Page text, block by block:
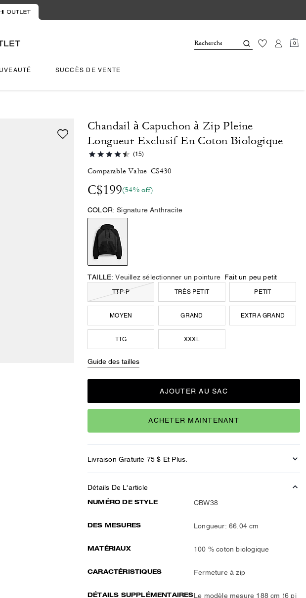
0
SUCCÈS DE VENTE
Chandail à Capuchon à Zip Pleine
Longueur Exclusif En Coton Biologique
(15)
Comparable Value C$430
C$199(54% off)
COLOR: Signature Anthracite
TAILLE: Veuillez sélectionner un pointure Fait un peu petit
TTP-P TRÈS PETIT PETIT
MOYEN GRAND EXTRA GRAND
TTG XXXL
Guide des tailles
AJOUTER AU SAC
ACHETER MAINTENANT
Livraison Gratuite 75 $ Et Plus.
Détails De L'article
NUMÉRO DE STYLE CBW38
DES MESURES Longueur: 66.04 cm
MATÉRIAUX 100 % coton biologique
CARACTÉRISTIQUES Fermeture à zip
DÉTAILS SUPPLÉMENTAIRESLe modèle mesure 188 cm (6 pi